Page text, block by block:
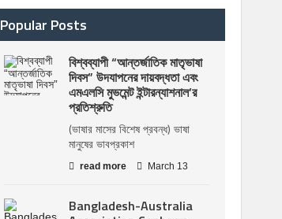
Popular Posts
বিশ্বব্যাপী “আন্তর্জাতিক মাতৃভাষা
দিবস” উদযাপনের দায়বদ্ধতা এবং
এমএলসি মুভমেন্ট ইন্টারন্যাশনাল’র
প্রতিশ্রুতি
(ভাষার মাসের বিশেষ প্রবন্ধ) ভাষা
মানুষের ভাবপ্রকাশ
read more March 13
Bangladesh-Australia